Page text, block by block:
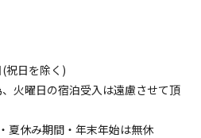
祝日を除く)
火曜日の宿泊受入は遠慮させて頂
夏休み期間・年末年始は無休